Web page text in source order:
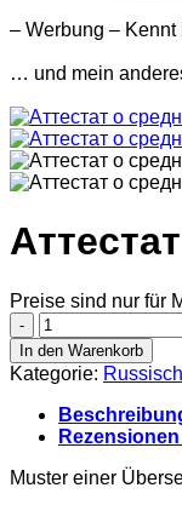
– Werbung –
… und mein
Preise sind nur für
Аттестат
о
среднем
общем
образовании
2005
(Kasachstan)
Menge
In den Warenkorb
Kategorie:
Rezensionen
Muster einer